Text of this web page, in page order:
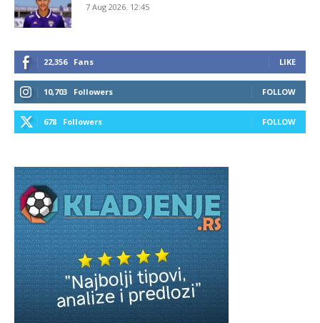
7 Aug 2026. 12:45
22,356 Fans LIKE
10,703 Followers FOLLOW
678 Followers FOLLOW